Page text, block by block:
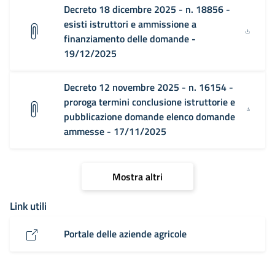
Decreto 18 dicembre 2025 - n. 18856 -
esisti istruttori e ammissione a
finanziamento delle domande -
19/12/2025
Decreto 12 novembre 2025 - n. 16154 -
proroga termini conclusione istruttorie e
pubblicazione domande elenco domande
ammesse - 17/11/2025
Mostra altri
Link utili
Portale delle aziende agricole